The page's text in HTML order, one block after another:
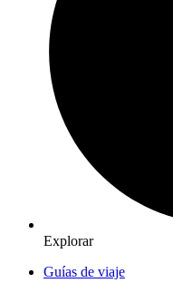
Explorar
Guías de viaje